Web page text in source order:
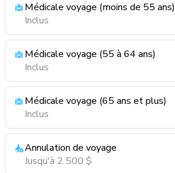
Médicale voyage (moins de 55 ans)
Inclus
Médicale voyage (55 à 64 ans)
Inclus
Médicale voyage (65 ans et plus)
Inclus
Annulation de voyage
Jusqu'à 2 500 $